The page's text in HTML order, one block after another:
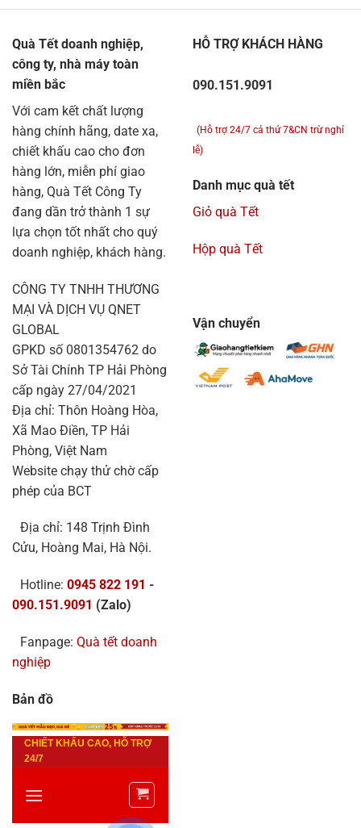
Quà Tết doanh nghiệp,
công ty, nhà máy toàn
miền bắc
Với cam kết chất lượng
hàng chính hãng, date xa,
chiết khấu cao cho đơn
hàng lớn, miễn phí giao
hàng, Quà Tết Công Ty
đang dần trở thành 1 sự
lựa chọn tốt nhất cho quý
doanh nghiệp, khách hàng.
CÔNG TY TNHH THƯƠNG
MẠI VÀ DỊCH VỤ QNET
GLOBAL
GPKD số 0801354762 do
Sở Tài Chính TP Hải Phòng
cấp ngày 27/04/2021
Địa chỉ: Thôn Hoàng Hòa,
Xã Mao Điền, TP Hải
Phòng, Việt Nam
Website chạy thử chờ cấp
phép của BCT
Địa chỉ: 148 Trịnh Đình
Cửu, Hoàng Mai, Hà Nội.
Hotline: 0945 822 191 -
090.151.9091 (Zalo)
Fanpage: Quà tết doanh
nghiệp
Bản đồ
HỖ TRỢ KHÁCH HÀNG
090.151.9091
(Hỗ trợ 24/7 cả thứ 7&CN trừ nghỉ
lễ)
Danh mục quà tết
Giỏ quà Tết
Hộp quà Tết
Vận chuyển